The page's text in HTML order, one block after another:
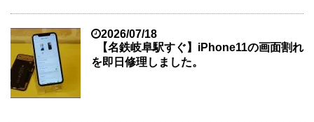
2026/07/18
【名鉄岐阜駅すぐ】iPhone11の画面割れ
を即日修理しました。